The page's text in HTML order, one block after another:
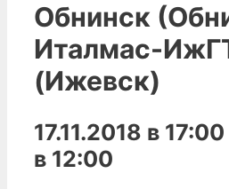
Обнинск
Италмас-
(Ижевск)
17.11.2018 в 17:00
в 12:00